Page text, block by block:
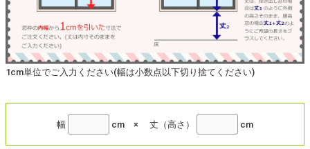
1cm単位でご入力ください(幅は小数点以下切り捨てください)
幅 cm × 丈（高さ） cm